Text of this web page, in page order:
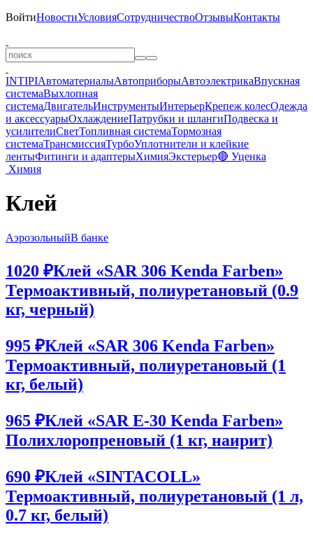
ВойтиНовостиУсловияСотрудничествоОтзывыКонтакты
INTIPIАвтоматериалыАвтоприборыАвтоэлектрикаВпускная
системаВыхлопная
системаДвигательИнструментыИнтерьерКрепеж колесОдежда
и аксессуарыОхлаждениеПатрубки и шлангиПодвеска и
усилителиСветТопливная системаТормозная
системаТрансмиссияТурбоУплотнители и клейкие
лентыФитинги и адаптерыХимияЭкстерьер🔴 Уценка
Химия
Клей
АэрозольныйВ банке
1020 ₽Клей «SAR 306 Kenda Farben»
Термоактивный, полиуретановый (0.9
кг, черный)
995 ₽Клей «SAR 306 Kenda Farben»
Термоактивный, полиуретановый (1
кг, белый)
965 ₽Клей «SAR E-30 Kenda Farben»
Полихлоропреновый (1 кг, наирит)
690 ₽Клей «SINTACOLL»
Термоактивный, полиуретановый (1 л,
0.7 кг, белый)